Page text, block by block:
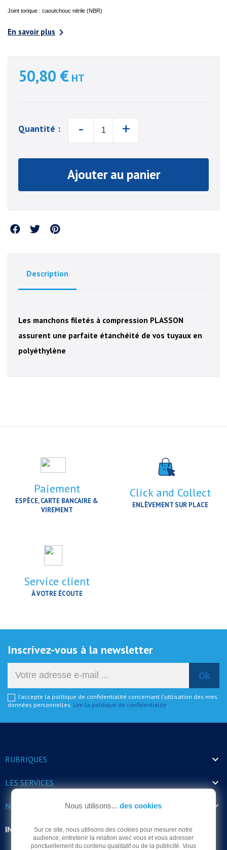
Joint torique : caoutchouc nitrile (NBR)
En savoir plus 
50,80 € HT
Quantité : - +
Ajouter au panier
Partager
Description
Les manchons filetés à compression PLASSON
assurent une parfaite étanchéité de vos tuyaux en
polyéthylène
Paiement
ESPÈCE, CARTE BANCAIRE &
VIREMENT
Click and Collect
ENLÈVEMENT SUR PLACE
Service client
À VOTRE ÉCOUTE
Inscrivez-vous à la newsletter
J'accepte la politique de confidentialité concernant l'utilisation des mes
données personnelles. Lire la politique de confidentialité
RUBRIQUES 
LES SERVICES 
NOS HORAIRES 
INFORMATIONS
Nous utilisons... des cookies
Sur ce site, nous utilisons des cookies pour mesurer notre
audience, entretenir la relation avec vous et vous adresser
ponctuellement du contenu qualitatif ou de la publicité. Vous